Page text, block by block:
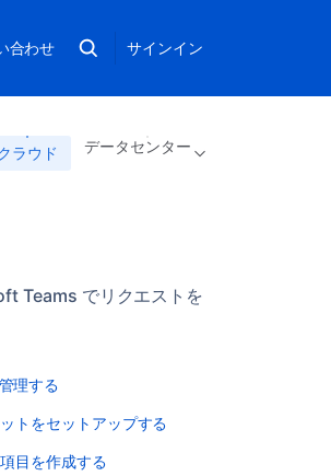
合わせ サインイン
ラウド データセンター
Teams でリクエストを
理する
トをセットアップする
目を作成する